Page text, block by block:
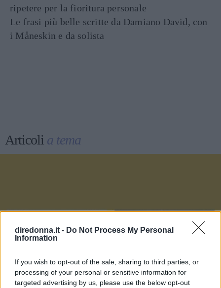
diredonna.it - Do Not Process My Personal
Information
If you wish to opt-out of the sale, sharing to third parties, or
processing of your personal or sensitive information for
targeted advertising by us, please use the below opt-out
ripetere per la fioritura personale
Le frasi più belle scritte da Damiano David, con
i Måneskin e da solista
Articoli a tema